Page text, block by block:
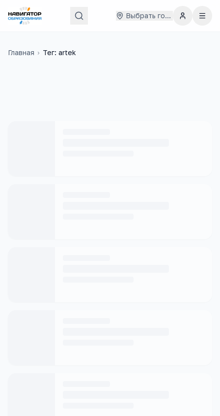
Выбрать город
Главная › Тег: artek